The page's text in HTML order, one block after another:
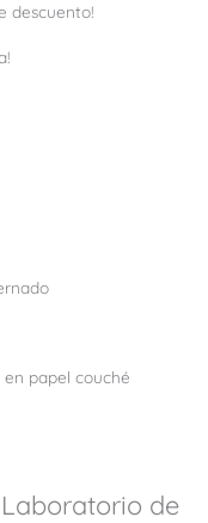
descuento!
en papel couché
de